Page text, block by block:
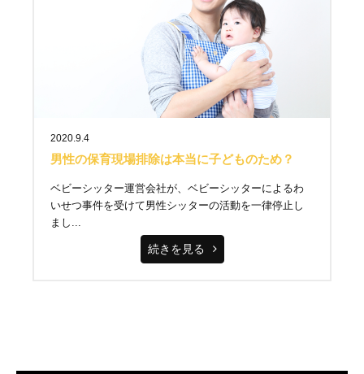
2020.9.4
男性の保育現場排除は本当に子どものため？
ベビーシッター運営会社が、ベビーシッターによるわ
いせつ事件を受けて男性シッターの活動を一律停止し
まし...
続きを見る